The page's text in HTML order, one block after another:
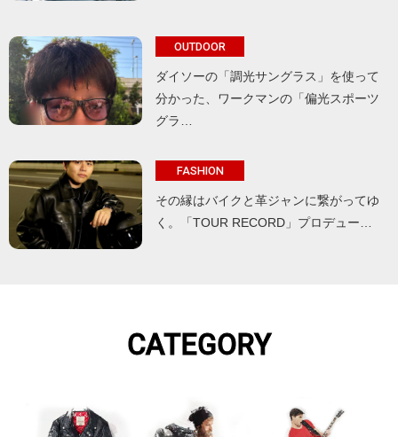
OUTDOOR
ダイソーの「調光サングラス」を使って
分かった、ワークマンの「偏光スポーツ
グラ…
FASHION
その縁はバイクと革ジャンに繋がってゆ
く。「TOUR RECORD」プロデュー…
CATEGORY